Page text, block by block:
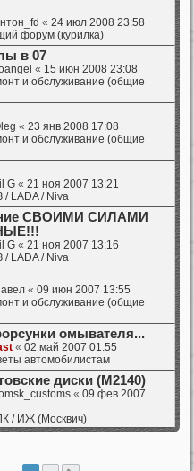
« 24 июл 2008 23:58
форум (курилка)
в 07
« 15 июн 2008 23:08
и обслуживание (общие
« 23 янв 2008 17:08
и обслуживание (общие
G « 21 ноя 2007 13:21
/ LADA / Niva
СВОИМИ СИЛАМИ
G « 21 ноя 2007 13:16
/ LADA / Niva
« 09 июн 2007 13:55
и обслуживание (общие
омывателя...
« 02 май 2007 01:55
автомобилистам
диски (М2140)
« 09 фев 2007
/ ИЖ (Москвич)